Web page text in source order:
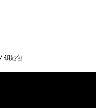
钥匙包